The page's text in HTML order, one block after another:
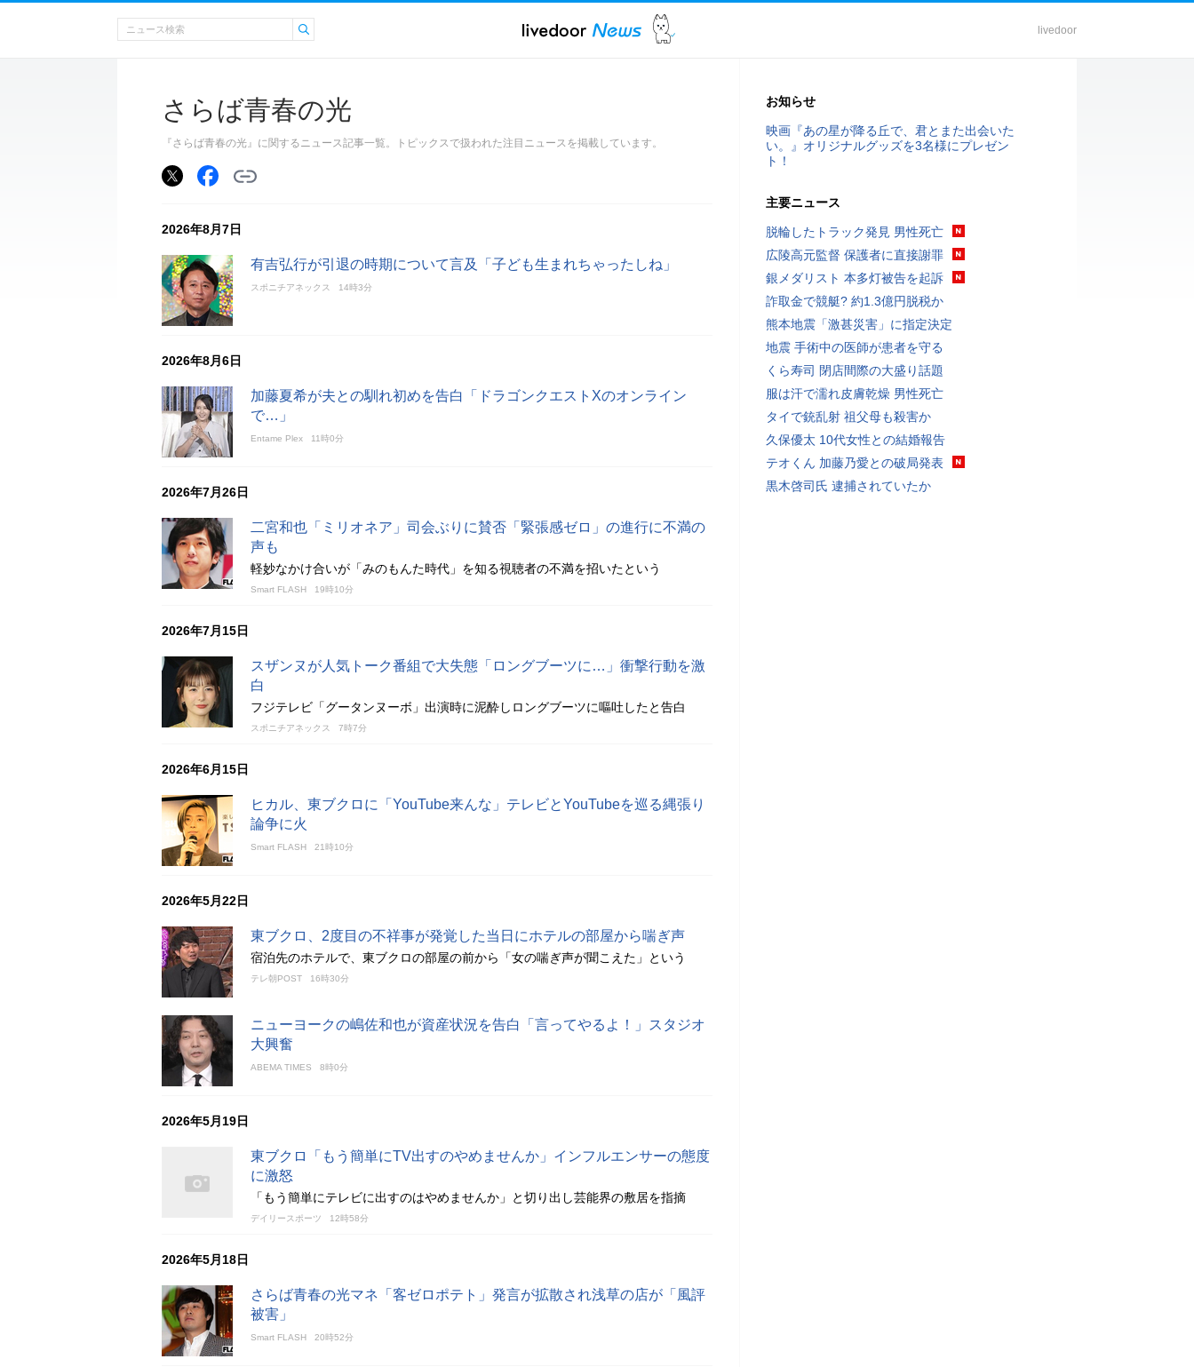
livedoor
さらば青春の光
『さらば青春の光』に関するニュース記事一覧。トピックスで扱われた注目ニュースを掲載しています。
2026年8月7日
有吉弘行が引退の時期について言及「子ども生まれちゃったしね」
スポニチアネックス 14時3分
2026年8月6日
加藤夏希が夫との馴れ初めを告白「ドラゴンクエストXのオンライン
で…」
Entame Plex 11時0分
2026年7月26日
二宮和也「ミリオネア」司会ぶりに賛否「緊張感ゼロ」の進行に不満の
声も
軽妙なかけ合いが「みのもんた時代」を知る視聴者の不満を招いたという
Smart FLASH 19時10分
2026年7月15日
スザンヌが人気トーク番組で大失態「ロングブーツに…」衝撃行動を激
白
フジテレビ「グータンヌーボ」出演時に泥酔しロングブーツに嘔吐したと告白
スポニチアネックス 7時7分
2026年6月15日
ヒカル、東ブクロに「YouTube来んな」テレビとYouTubeを巡る縄張り
論争に火
Smart FLASH 21時10分
2026年5月22日
東ブクロ、2度目の不祥事が発覚した当日にホテルの部屋から喘ぎ声
宿泊先のホテルで、東ブクロの部屋の前から「女の喘ぎ声が聞こえた」という
テレ朝POST 16時30分
ニューヨークの嶋佐和也が資産状況を告白「言ってやるよ！」スタジオ
大興奮
ABEMA TIMES 8時0分
2026年5月19日
東ブクロ「もう簡単にTV出すのやめませんか」インフルエンサーの態度
に激怒
「もう簡単にテレビに出すのはやめませんか」と切り出し芸能界の敷居を指摘
デイリースポーツ 12時58分
2026年5月18日
さらば青春の光マネ「客ゼロポテト」発言が拡散され浅草の店が「風評
被害」
Smart FLASH 20時52分
お知らせ
映画『あの星が降る丘で、君とまた出会いた
い。』オリジナルグッズを3名様にプレゼン
ト！
主要ニュース
脱輪したトラック発見 男性死亡
広陵高元監督 保護者に直接謝罪
銀メダリスト 本多灯被告を起訴
詐取金で競艇? 約1.3億円脱税か
熊本地震「激甚災害」に指定決定
地震 手術中の医師が患者を守る
くら寿司 閉店間際の大盛り話題
服は汗で濡れ皮膚乾燥 男性死亡
タイで銃乱射 祖父母も殺害か
久保優太 10代女性との結婚報告
テオくん 加藤乃愛との破局発表
黒木啓司氏 逮捕されていたか